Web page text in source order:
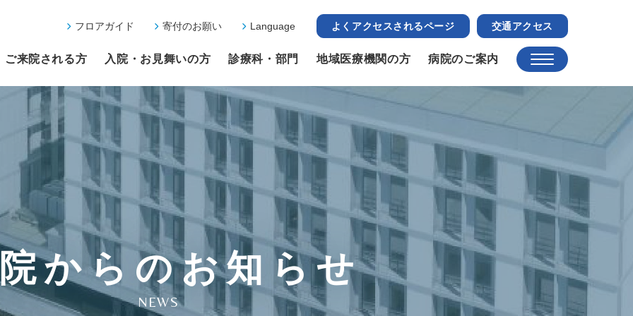
フロアガイド 寄付のお願い Language よくアクセスされるページ 交通アクセス
ご来院される方 入院・お見舞いの方 診療科・部門 地域医療機関の方 病院のご案内
からのお知らせ
NEWS